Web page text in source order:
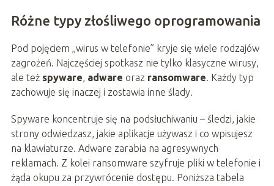
Różne typy złośliwego oprogramowania
Pod pojęciem „wirus w telefonie” kryje się wiele rodzajów
zagrożeń. Najczęściej spotkasz nie tylko klasyczne wirusy,
ale też spyware, adware oraz ransomware. Każdy typ
zachowuje się inaczej i zostawia inne ślady.
Spyware koncentruje się na podsłuchiwaniu – śledzi, jakie
strony odwiedzasz, jakie aplikacje używasz i co wpisujesz
na klawiaturze. Adware zarabia na agresywnych
reklamach. Z kolei ransomware szyfruje pliki w telefonie i
żąda okupu za przywrócenie dostępu. Poniższa tabela